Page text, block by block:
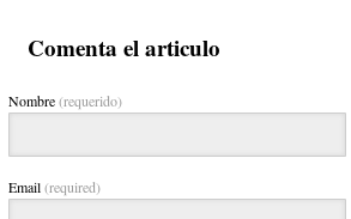
Comenta el articulo
Nombre(requerido)
Email(required)